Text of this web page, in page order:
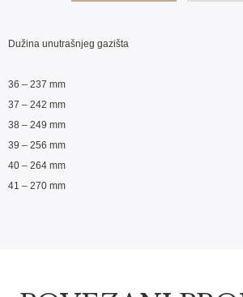
Dužina unutrašnjeg gazišta
36 – 237 mm
37 – 242 mm
38 – 249 mm
39 – 256 mm
40 – 264 mm
41 – 270 mm